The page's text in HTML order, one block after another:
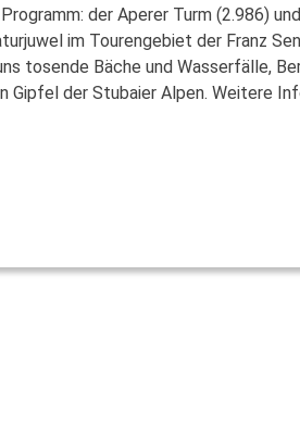
der Aperer Turm (2.986)
im Tourengebiet der Franz
tosende Bäche und Wasserfälle,
der Stubaier Alpen. Weitere